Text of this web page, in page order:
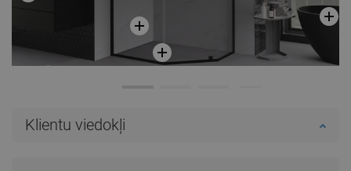
Klientu viedokļi